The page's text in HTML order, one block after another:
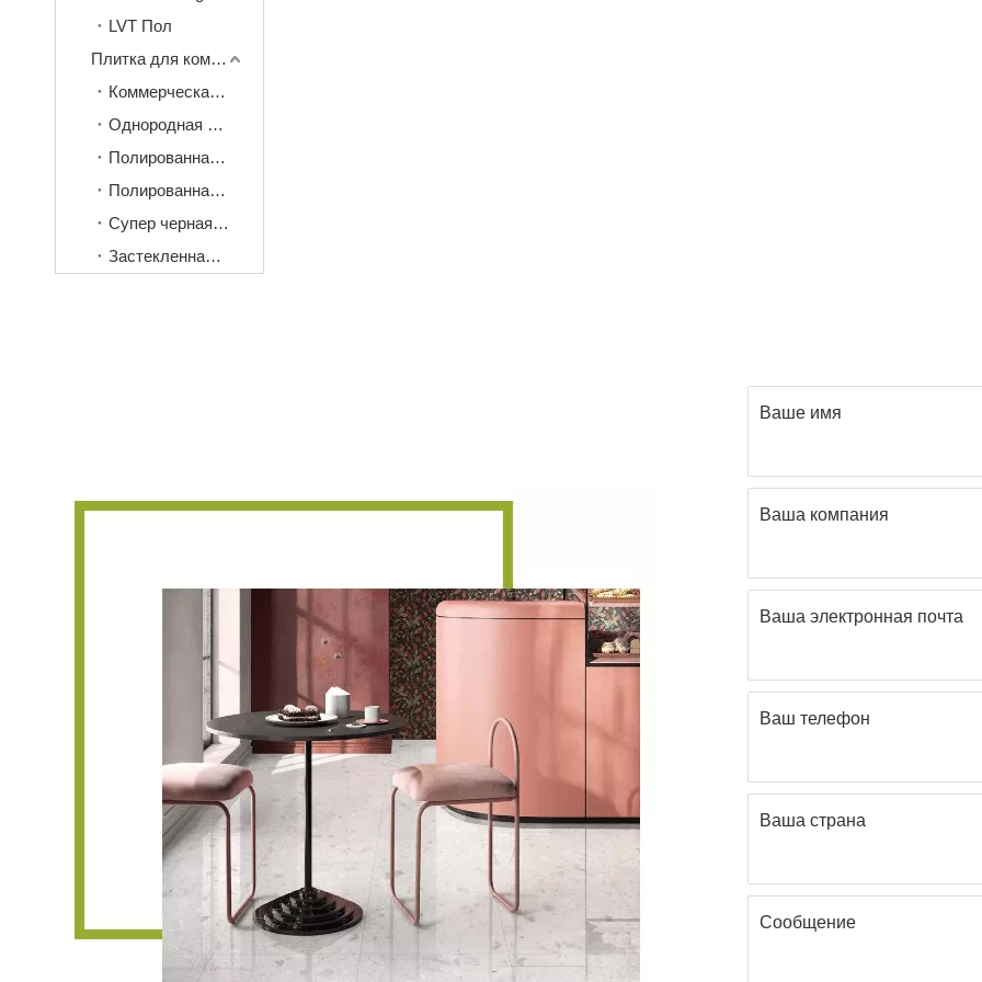
LVT Пол
Плитка для коммерческих проектов
Коммерческая плитка
Однородная плитка
Полированная фарфоровая плитка
Полированная кристаллическая плитка
Супер черная плитка
Застекленная полированная плитка
Ваше имя
Ваша компания
Ваша электронная почта
Ваш телефон
Ваша страна
Сообщение